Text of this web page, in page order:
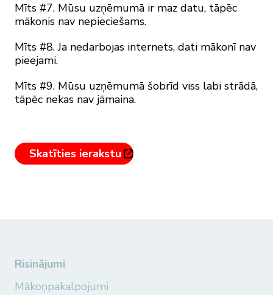
Mīts #7. Mūsu uzņēmumā ir maz datu, tāpēc
mākonis nav nepieciešams.
Mīts #8. Ja nedarbojas internets, dati mākonī nav
pieejami.
Mīts #9. Mūsu uzņēmumā šobrīd viss labi strādā,
tāpēc nekas nav jāmaina.
Skatīties ierakstu
Risinājumi
Mākoņpakalpojumi